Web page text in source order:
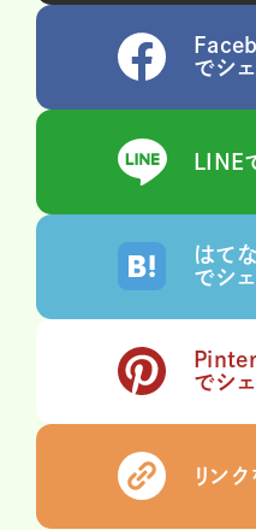
でシ
LINE
はて
でシ
でシ
リン